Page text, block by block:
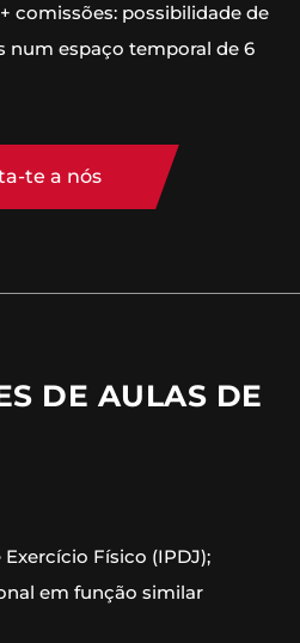
comissões: possibilidade de
num espaço temporal de 6
te a nós
DE AULAS DE
Físico (IPDJ);
em função similar